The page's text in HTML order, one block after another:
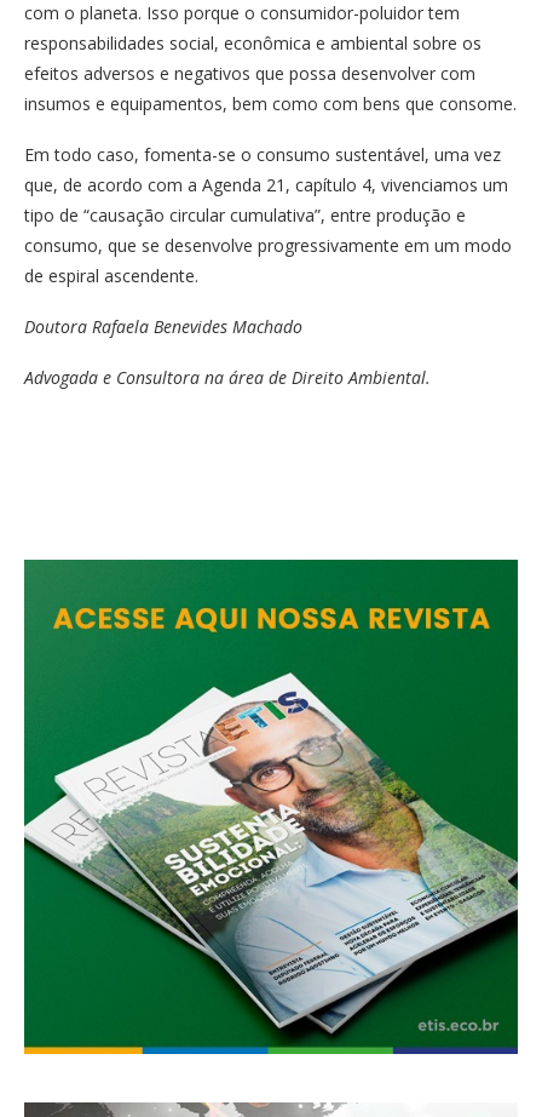
com o planeta. Isso porque o consumidor-poluidor tem
responsabilidades social, econômica e ambiental sobre os
efeitos adversos e negativos que possa desenvolver com
insumos e equipamentos, bem como com bens que consome.
Em todo caso, fomenta-se o consumo sustentável, uma vez
que, de acordo com a Agenda 21, capítulo 4, vivenciamos um
tipo de “causação circular cumulativa”, entre produção e
consumo, que se desenvolve progressivamente em um modo
de espiral ascendente.
Doutora Rafaela Benevides Machado
Advogada e Consultora na área de Direito Ambiental.